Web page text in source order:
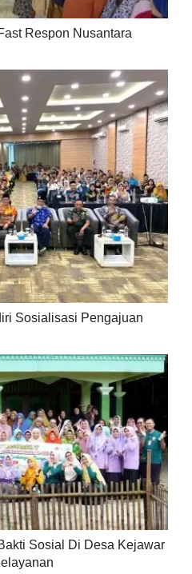
Respon Nusantara
Sosialisasi Pengajuan
Sosial Di Desa Kejawar